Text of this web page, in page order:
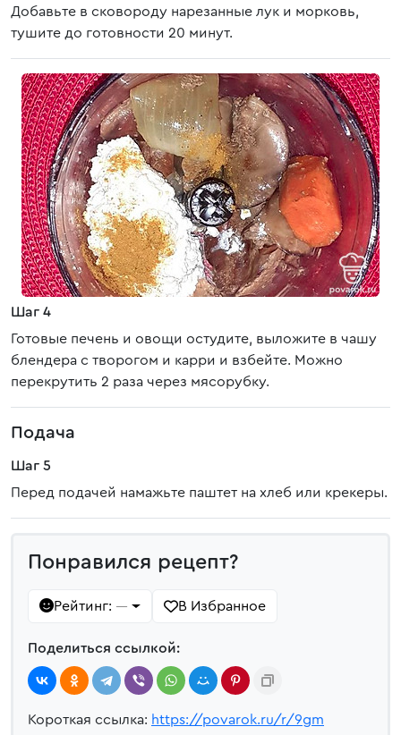
Добавьте в сковороду нарезанные лук и морковь,
тушите до готовности 20 минут.
Шаг 4
Готовые печень и овощи остудите, выложите в чашу
блендера с творогом и карри и взбейте. Можно
перекрутить 2 раза через мясорубку.
Подача
Шаг 5
Перед подачей намажьте паштет на хлеб или крекеры.
Понравился рецепт?
Рейтинг: — В Избранное
Поделиться ссылкой:
Короткая ссылка: https://povarok.ru/r/9gm